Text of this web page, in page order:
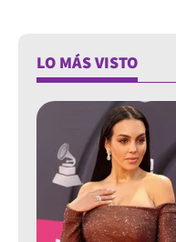
LO MÁS VISTO